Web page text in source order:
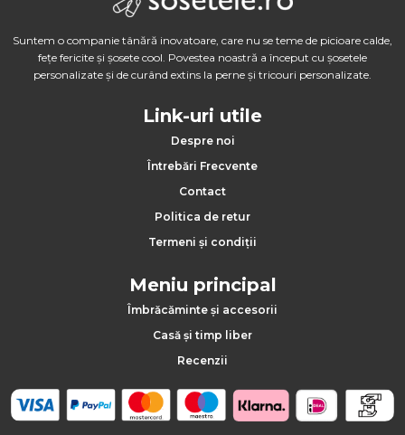
Suntem o companie tânără inovatoare, care nu se teme de picioare calde,
fețe fericite și șosete cool. Povestea noastră a început cu șosetele
personalizate și de curând extins la perne și tricouri personalizate.
Link-uri utile
Despre noi
Întrebări Frecvente
Contact
Politica de retur
Termeni și condiții
Meniu principal
Îmbrăcăminte și accesorii
Casă și timp liber
Recenzii